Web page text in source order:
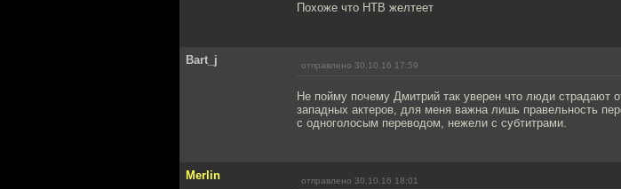
Похоже что НТВ желтеет
Bart_j отправлено 30.10.16 17:59
Не пойму почему Дмитрий так уверен что люди страдают
западных актеров, для меня важна лишь правельность
с одноголосым переводом, нежели с субтитрами.
Merlin отправлено 30.10.16 18:01